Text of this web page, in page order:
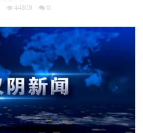
44809 0